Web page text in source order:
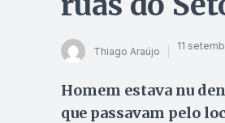
Thiago Araújo 11
Homem estava nu
que passavam pelo